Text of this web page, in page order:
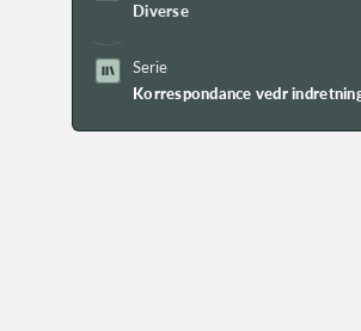
Diverse
Serie
Korrespondance vedr